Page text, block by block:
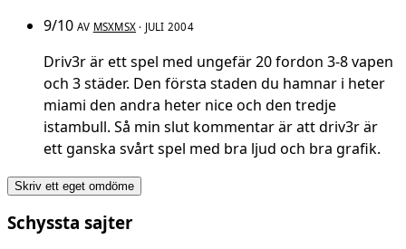
9/10 AV MSXMSX · JULI 2004
Driv3r är ett spel med ungefär 20 fordon 3-8 vapen
och 3 städer. Den första staden du hamnar i heter
miami den andra heter nice och den tredje
istambull. Så min slut kommentar är att driv3r är
ett ganska svårt spel med bra ljud och bra grafik.
Skriv ett eget omdöme
Schyssta sajter